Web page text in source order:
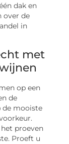
dak en
over de
in
met
op een
de
de mooiste
proeven
Proeft u